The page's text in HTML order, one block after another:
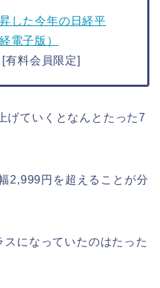
した今年の日経平
電子版）
料会員限定]
げていくとなんとたった7
2,999円を超えることが分
になっていたのはたった